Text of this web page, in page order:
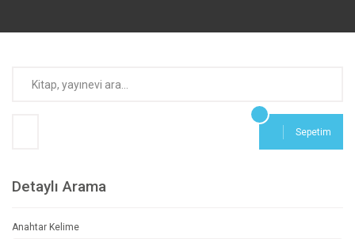
Sepetim
Detaylı Arama
Anahtar Kelime